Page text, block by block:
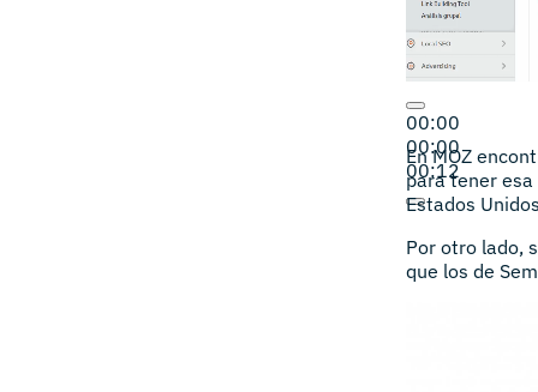
00:00
00:00
00:12
En MOZ
para tener
Estados
Por otro lado,
que los de